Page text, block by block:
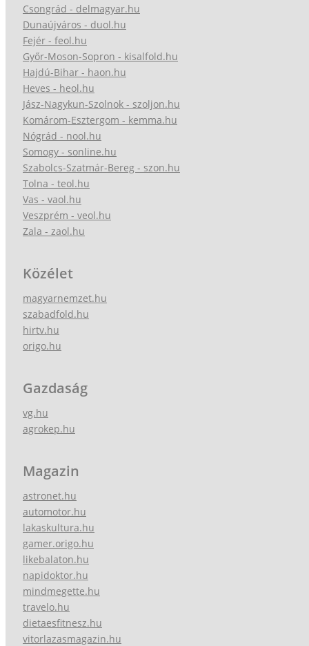
Csongrád - delmagyar.hu
Dunaújváros - duol.hu
Fejér - feol.hu
Győr-Moson-Sopron - kisalfold.hu
Hajdú-Bihar - haon.hu
Heves - heol.hu
Jász-Nagykun-Szolnok - szoljon.hu
Komárom-Esztergom - kemma.hu
Nógrád - nool.hu
Somogy - sonline.hu
Szabolcs-Szatmár-Bereg - szon.hu
Tolna - teol.hu
Vas - vaol.hu
Veszprém - veol.hu
Zala - zaol.hu
Közélet
magyarnemzet.hu
szabadfold.hu
hirtv.hu
origo.hu
Gazdaság
vg.hu
agrokep.hu
Magazin
astronet.hu
automotor.hu
lakaskultura.hu
gamer.origo.hu
likebalaton.hu
napidoktor.hu
mindmegette.hu
travelo.hu
dietaesfitnesz.hu
vitorlazasmagazin.hu